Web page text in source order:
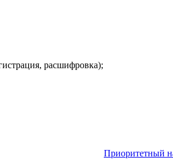
расшифровка);
Приоритетный